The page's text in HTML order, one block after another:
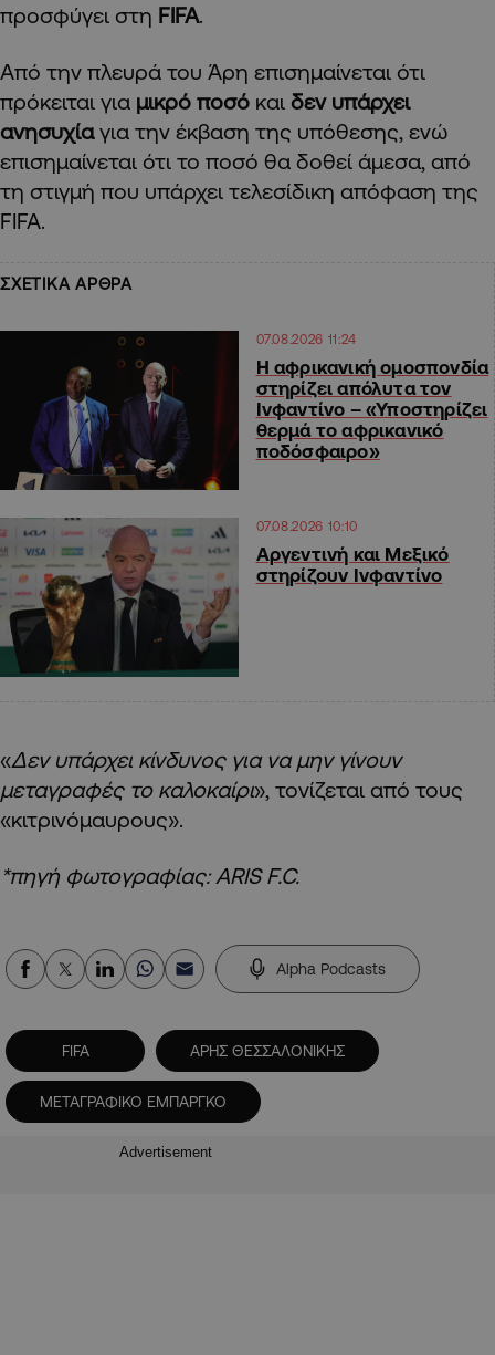
προσφύγει στη FIFA.
Από την πλευρά του Άρη επισημαίνεται ότι
πρόκειται για μικρό ποσό και δεν υπάρχει
ανησυχίαγια την έκβαση της υπόθεσης, ενώ
επισημαίνεται ότι το ποσό θα δοθεί άμεσα, από
τη στιγμή που υπάρχει τελεσίδικη απόφαση της
FIFA.
ΣΧΕΤΙΚΑ ΑΡΘΡΑ
07.08.2026 11:24
Η αφρικανική ομοσπονδία
στηρίζει απόλυτα τον
Ινφαντίνο – «Υποστηρίζει
θερμά το αφρικανικό
ποδόσφαιρο»
07.08.2026 10:10
Αργεντινή και Μεξικό
στηρίζουν Ινφαντίνο
«Δεν υπάρχει κίνδυνος για να μην γίνουν
μεταγραφές το καλοκαίρι», τονίζεται από τους
«κιτρινόμαυρους».
*πηγή φωτογραφίας: ARIS F.C.
Alpha Podcasts
FIFA ΑΡΗΣ ΘΕΣΣΑΛΟΝΙΚΗΣ
ΜΕΤΑΓΡΑΦΙΚΟ ΕΜΠΑΡΓΚΟ
Advertisement